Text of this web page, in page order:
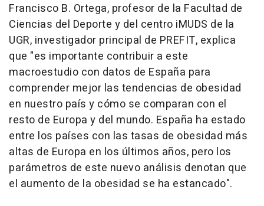
Francisco B. Ortega, profesor de la Facultad de
Ciencias del Deporte y del centro iMUDS de la
UGR, investigador principal de PREFIT, explica
que "es importante contribuir a este
macroestudio con datos de España para
comprender mejor las tendencias de obesidad
en nuestro país y cómo se comparan con el
resto de Europa y del mundo. España ha estado
entre los países con las tasas de obesidad más
altas de Europa en los últimos años, pero los
parámetros de este nuevo análisis denotan que
el aumento de la obesidad se ha estancado".